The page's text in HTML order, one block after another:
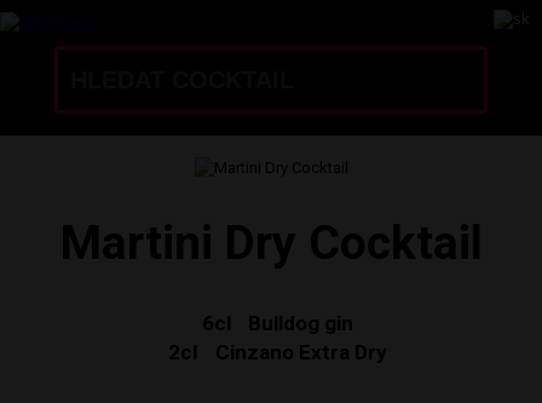
Martini Dry Cocktail
6cl
Bulldog gin
2cl
Cinzano Extra Dry